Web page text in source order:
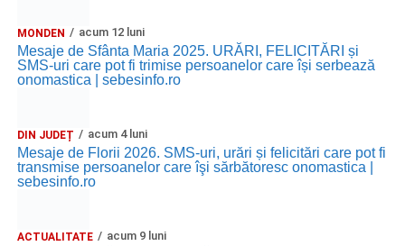
MONDEN acum 12 luni
Mesaje de Sfânta Maria 2025. URĂRI, FELICITĂRI și
SMS-uri care pot fi trimise persoanelor care își serbează
onomastica | sebesinfo.ro
DIN JUDEȚ acum 4 luni
Mesaje de Florii 2026. SMS-uri, urări și felicitări care pot fi
transmise persoanelor care îşi sărbătoresc onomastica |
sebesinfo.ro
ACTUALITATE acum 9 luni